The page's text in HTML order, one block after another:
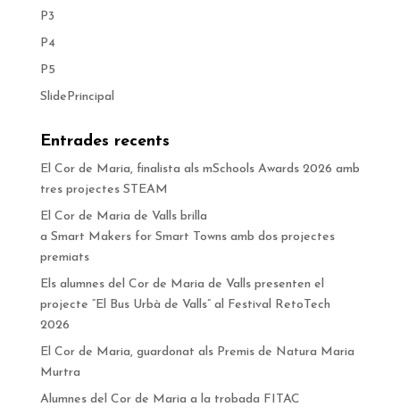
P3
P4
P5
SlidePrincipal
Entrades recents
El Cor de Maria, finalista als mSchools Awards 2026 amb
tres projectes STEAM
El Cor de Maria de Valls brilla
a Smart Makers for Smart Towns amb dos projectes
premiats
Els alumnes del Cor de Maria de Valls presenten el
projecte “El Bus Urbà de Valls” al Festival RetoTech
2026
El Cor de Maria, guardonat als Premis de Natura Maria
Murtra
Alumnes del Cor de Maria a la trobada FITAC